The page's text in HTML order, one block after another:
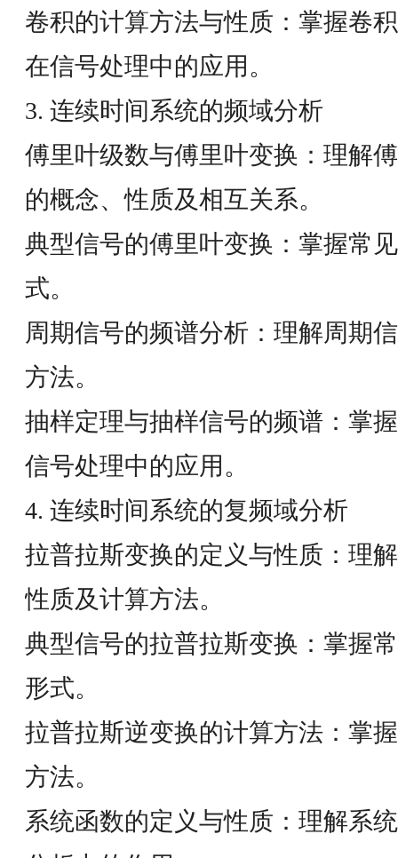
卷积的计算方法与性质：掌握卷
在信号处理中的应用。
3. 连续时间系统的频域分析
傅里叶级数与傅里叶变换：理解
的概念、性质及相互关系。
典型信号的傅里叶变换：掌握常
式。
周期信号的频谱分析：理解周期
方法。
抽样定理与抽样信号的频谱：掌
信号处理中的应用。
4. 连续时间系统的复频域分析
拉普拉斯变换的定义与性质：理
性质及计算方法。
典型信号的拉普拉斯变换：掌握
形式。
拉普拉斯逆变换的计算方法：掌
方法。
系统函数的定义与性质：理解系